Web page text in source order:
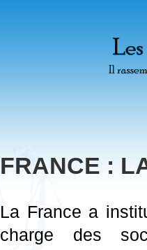
FRANCE :
La France a
charge des